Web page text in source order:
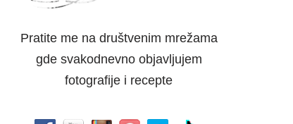
Pratite me na društvenim mrežama
gde svakodnevno objavljujem
fotografije i recepte